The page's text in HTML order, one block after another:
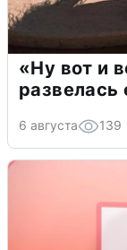
«Ну вот и
6 августа 139